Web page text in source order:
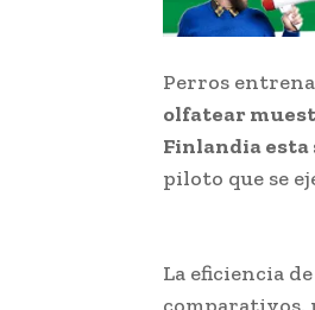
Perros
olfatear
Finlandia esta
piloto que se
La eficiencia